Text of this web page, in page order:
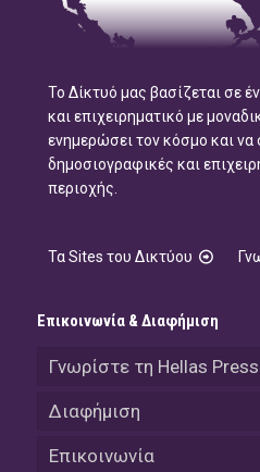
Το Δίκτυό μας βασίζεται σε
και επιχειρηματικό με
ενημερώσει τον κόσμο και να
δημοσιογραφικές και
περιοχής.
Τα Sites του Δικτύου
Επικοινωνία & Διαφήμιση
Γνωρίστε τη Hellas
Διαφήμιση
Επικοινωνία